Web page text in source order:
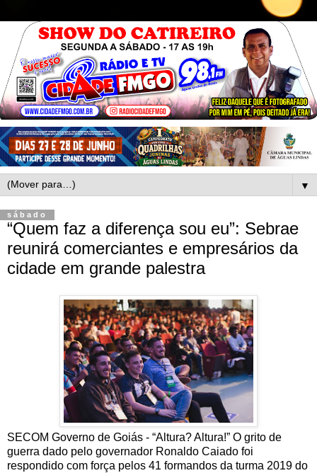
▼
sábado
“Quem faz a diferença sou eu”: Sebrae
reunirá comerciantes e empresários da
cidade em grande palestra
SECOM Governo de Goiás - “Altura? Altura!” O grito de
guerra dado pelo governador Ronaldo Caiado foi
respondido com força pelos 41 formandos da turma 2019 do